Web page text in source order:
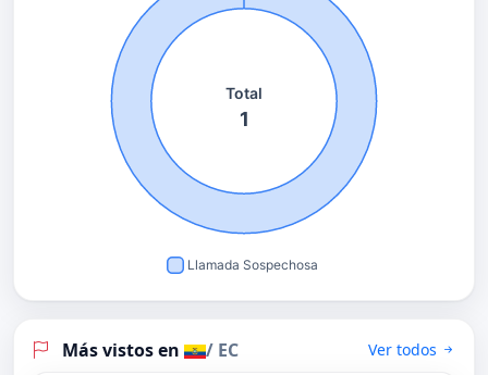
Más vistos en / EC Ver todos